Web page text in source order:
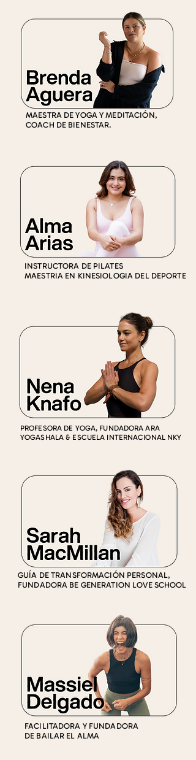
MAESTRA DE YOGA Y MEDITACIÓN,
COACH DE BIENESTAR.
INSTRUCTORA DE PILATES
MAESTRIA EN KINESIOLOGIA DEL DEPORTE
PROFESORA DE YOGA, FUNDADORA ARA
YOGASHALA & ESCUELA INTERNACIONAL NKY
GUÍA DE TRANSFORMACIÓN PERSONAL,
FUNDADORA BE GENERATION LOVE SCHOOL
FACILITADORA Y FUNDADORA
DE BAILAR EL ALMA